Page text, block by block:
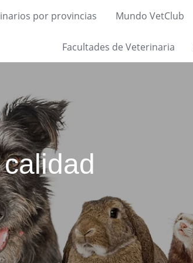
por provincias Mundo VetClub
Facultades de Veterinaria